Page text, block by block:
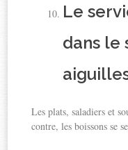
Le
dans le
Les plats, saladiers et
contre, les boissons se